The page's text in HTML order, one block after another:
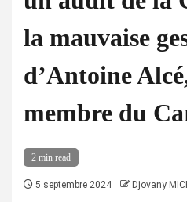
la mauvaise
d’Antoine
membre du
2 min read
5 septembre 2024 Djovany